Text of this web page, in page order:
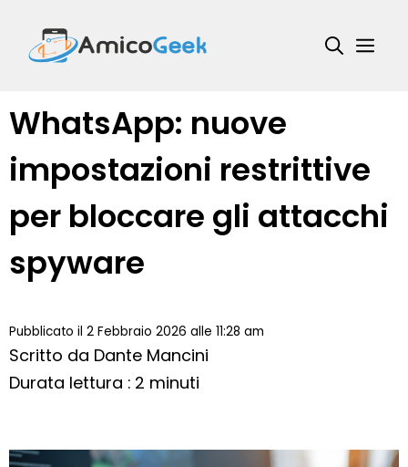
contenuto
WhatsApp: nuove
impostazioni restrittive
per bloccare gli attacchi
spyware
Pubblicato il 2 Febbraio 2026 alle 11:28 am
Scritto da Dante Mancini
Durata lettura : 2 minuti